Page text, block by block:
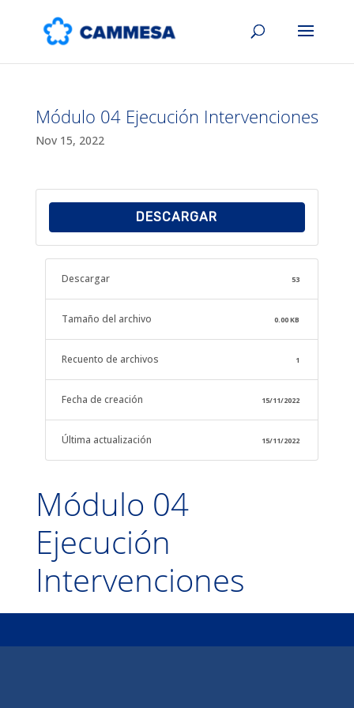
Módulo 04 Ejecución Intervenciones
Nov 15, 2022
DESCARGAR
Descargar 53
Tamaño del archivo 0.00 KB
Recuento de archivos 1
Fecha de creación 15/11/2022
Última actualización 15/11/2022
Módulo 04
Ejecución
Intervenciones